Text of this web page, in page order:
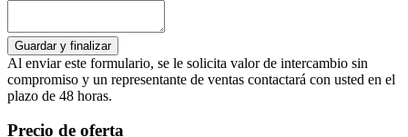
Al enviar este formulario, se le solicita valor de intercambio sin
compromiso y un representante de ventas contactará con usted en el
plazo de 48 horas.
Precio de oferta